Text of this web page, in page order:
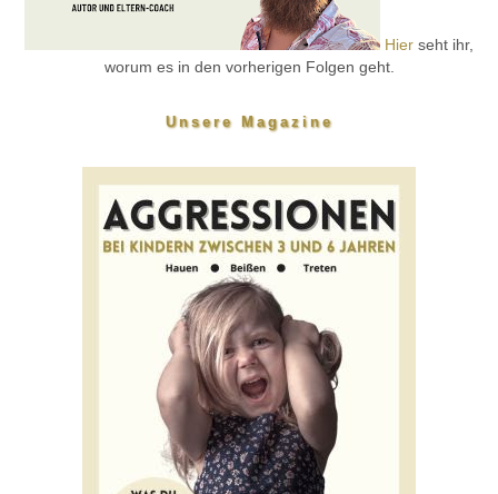
Hier seht ihr,
worum es in den vorherigen Folgen geht.
Unsere Magazine